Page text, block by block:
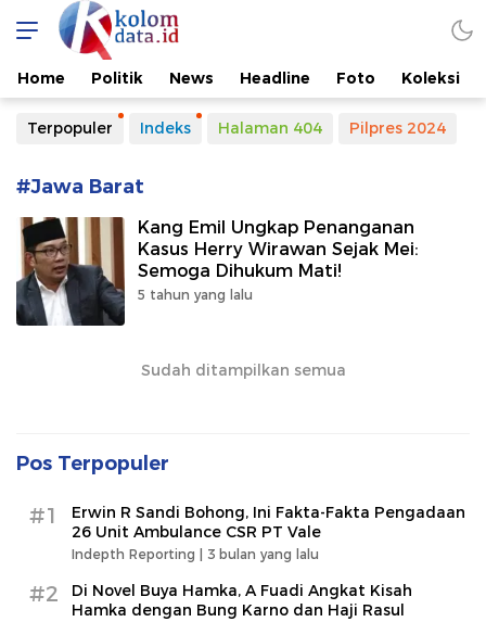
Kolomdata.id
Home Politik News Headline Foto Koleksi
Terpopuler Indeks Halaman 404 Pilpres 2024
#Jawa Barat
Kang Emil Ungkap Penanganan
Kasus Herry Wirawan Sejak Mei:
Semoga Dihukum Mati!
5 tahun yang lalu
Sudah ditampilkan semua
Pos Terpopuler
#1
Erwin R Sandi Bohong, Ini Fakta-Fakta Pengadaan
26 Unit Ambulance CSR PT Vale
Indepth Reporting | 3 bulan yang lalu
#2
Di Novel Buya Hamka, A Fuadi Angkat Kisah
Hamka dengan Bung Karno dan Haji Rasul